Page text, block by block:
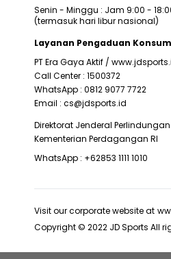
Senin - Minggu : Jam 9:00 -
(termasuk hari libur nasional)
Layanan Pengaduan
PT Era Gaya Aktif /
Call Center : 1500372
WhatsApp : 0812 9077 7722
Email : cs@jdsports.id
Direktorat Jenderal
Kementerian Perdagangan RI
WhatsApp : +62853 1111 1010
Visit our corporate website at
Copyright © 2022 JD Sports All